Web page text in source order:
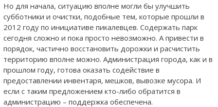
Но для начала, ситуацию вполне могли бы улучшить
субботники и очистки, подобные тем, которые прошли в
2012 году по инициативе пикалевцев. Содержать парк
сегодня сложно и пока просто невозможно. А привести в
порядок, частично восстановить дорожки и расчистить
территорию вполне можно. Администрация города, как и в
прошлом году, готова оказать содействие в
предоставлении инвентаря, мешков, вывозке мусора. И
если с таким предложением кто-либо обратится в
администрацию – поддержка обеспечена.